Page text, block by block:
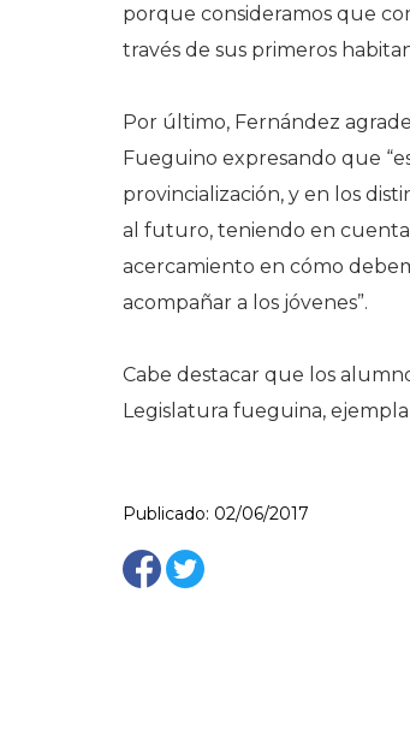
porque consideramos que
través de sus primeros
Por último, Fernández
Fueguino expresando que
provincialización, y en los
al futuro, teniendo en cuenta
acercamiento en cómo
acompañar a los jóvenes”.
Cabe destacar que los
Legislatura fueguina,
Publicado: 02/06/2017